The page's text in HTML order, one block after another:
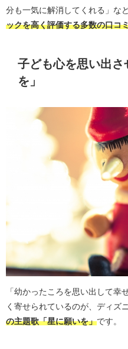
分も一気に解消してくれる」など
ックを高く評価する多数の口コ
子ども心を思い出
を」
「幼かったころを思い出して幸
く寄せられているのが、ディズ
の主題歌「星に願いを」です。